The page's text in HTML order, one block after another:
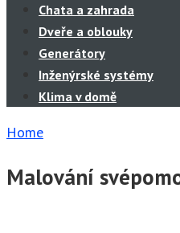
Chata a zahrada
Dveře a oblouky
Generátory
Inženýrské systémy
Klima v domě
Home
Malování